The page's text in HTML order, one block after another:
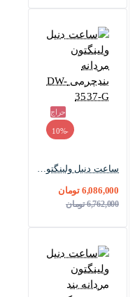
حراج
-10%
ساعت دنیل ولینگتون مردانه بندچرمی DW-3537-G
6,086,000 تومان
6,762,000 تومان